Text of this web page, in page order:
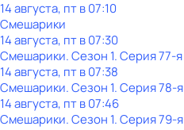
14 августа, пт в 07:10
Смешарики
14 августа, пт в 07:30
Смешарики. Сезон 1. Серия 77-я
14 августа, пт в 07:38
Смешарики. Сезон 1. Серия 78-я
14 августа, пт в 07:46
Смешарики. Сезон 1. Серия 79-я